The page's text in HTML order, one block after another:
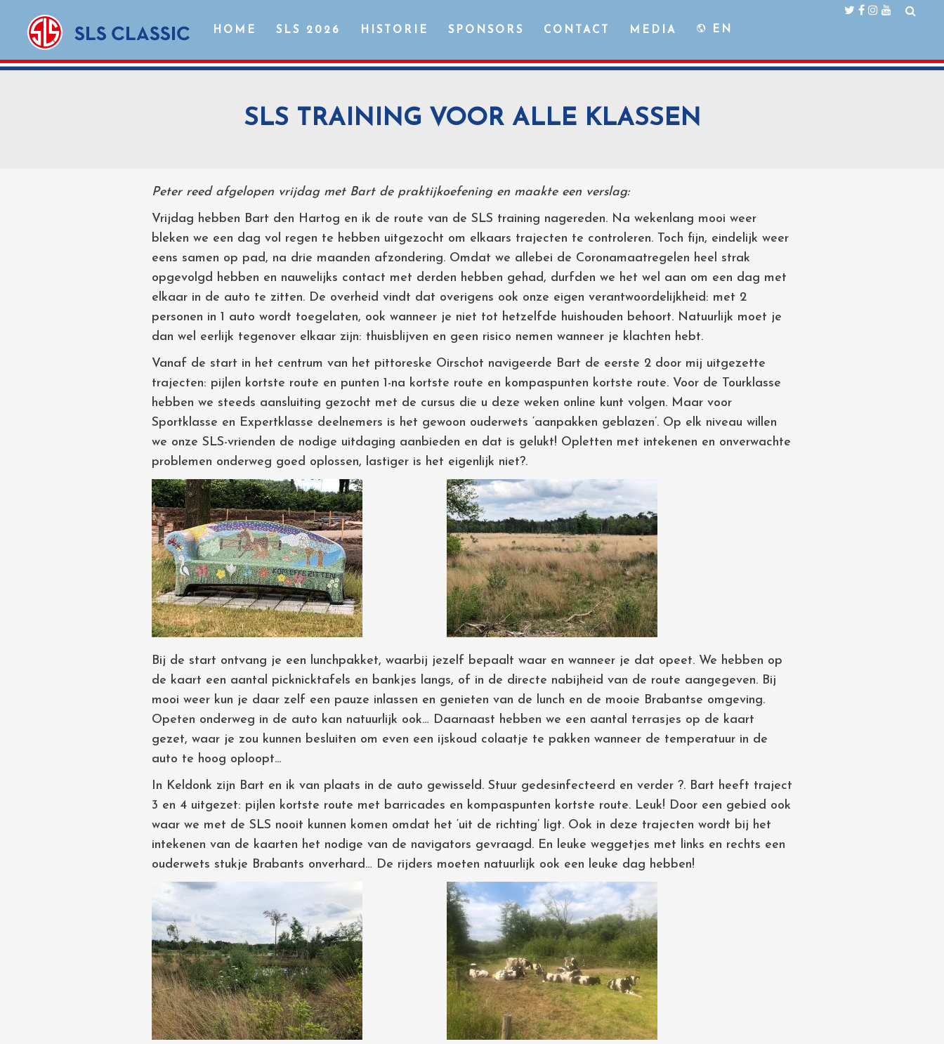
HOME SLS 2026 HISTORIE SPONSORS CONTACT MEDIA EN
SLS TRAINING VOOR ALLE KLASSEN
Peter reed afgelopen vrijdag met Bart de praktijkoefening en maakte een verslag:
Vrijdag hebben Bart den Hartog en ik de route van de SLS training nagereden. Na wekenlang mooi weer
bleken we een dag vol regen te hebben uitgezocht om elkaars trajecten te controleren. Toch fijn, eindelijk weer
eens samen op pad, na drie maanden afzondering. Omdat we allebei de Coronamaatregelen heel strak
opgevolgd hebben en nauwelijks contact met derden hebben gehad, durfden we het wel aan om een dag met
elkaar in de auto te zitten. De overheid vindt dat overigens ook onze eigen verantwoordelijkheid: met 2
personen in 1 auto wordt toegelaten, ook wanneer je niet tot hetzelfde huishouden behoort. Natuurlijk moet je
dan wel eerlijk tegenover elkaar zijn: thuisblijven en geen risico nemen wanneer je klachten hebt.
Vanaf de start in het centrum van het pittoreske Oirschot navigeerde Bart de eerste 2 door mij uitgezette
trajecten: pijlen kortste route en punten 1-na kortste route en kompaspunten kortste route. Voor de Tourklasse
hebben we steeds aansluiting gezocht met de cursus die u deze weken online kunt volgen. Maar voor
Sportklasse en Expertklasse deelnemers is het gewoon ouderwets ‘aanpakken geblazen’. Op elk niveau willen
we onze SLS-vrienden de nodige uitdaging aanbieden en dat is gelukt! Opletten met intekenen en onverwachte
problemen onderweg goed oplossen, lastiger is het eigenlijk niet?.
Bij de start ontvang je een lunchpakket, waarbij jezelf bepaalt waar en wanneer je dat opeet. We hebben op
de kaart een aantal picknicktafels en bankjes langs, of in de directe nabijheid van de route aangegeven. Bij
mooi weer kun je daar zelf een pauze inlassen en genieten van de lunch en de mooie Brabantse omgeving.
Opeten onderweg in de auto kan natuurlijk ook… Daarnaast hebben we een aantal terrasjes op de kaart
gezet, waar je zou kunnen besluiten om even een ijskoud colaatje te pakken wanneer de temperatuur in de
auto te hoog oploopt…
In Keldonk zijn Bart en ik van plaats in de auto gewisseld. Stuur gedesinfecteerd en verder ?. Bart heeft traject
3 en 4 uitgezet: pijlen kortste route met barricades en kompaspunten kortste route. Leuk! Door een gebied ook
waar we met de SLS nooit kunnen komen omdat het ‘uit de richting’ ligt. Ook in deze trajecten wordt bij het
intekenen van de kaarten het nodige van de navigators gevraagd. En leuke weggetjes met links en rechts een
ouderwets stukje Brabants onverhard… De rijders moeten natuurlijk ook een leuke dag hebben!